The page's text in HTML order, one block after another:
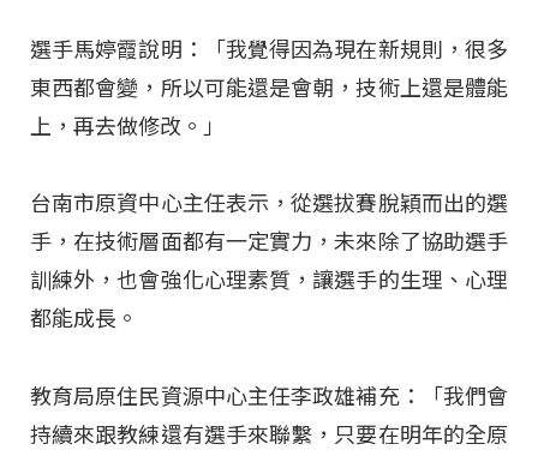
選手馬婷霞說明：「我覺得因為現在新規則，很多
東西都會變，所以可能還是會朝，技術上還是體能
上，再去做修改。」
台南市原資中心主任表示，從選拔賽脫穎而出的選
手，在技術層面都有一定實力，未來除了協助選手
訓練外，也會強化心理素質，讓選手的生理、心理
都能成長。
教育局原住民資源中心主任李政雄補充：「我們會
持續來跟教練還有選手來聯繫，只要在明年的全原